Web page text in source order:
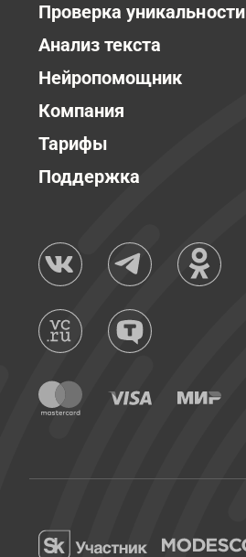
Проверка уникальности
Анализ текста
Нейропомощник
Компания
Тарифы
Поддержка